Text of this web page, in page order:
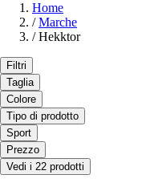
Home
/ Marche
/ Hekktor
Filtri
Taglia
Colore
Tipo di prodotto
Sport
Prezzo
Vedi i 22 prodotti